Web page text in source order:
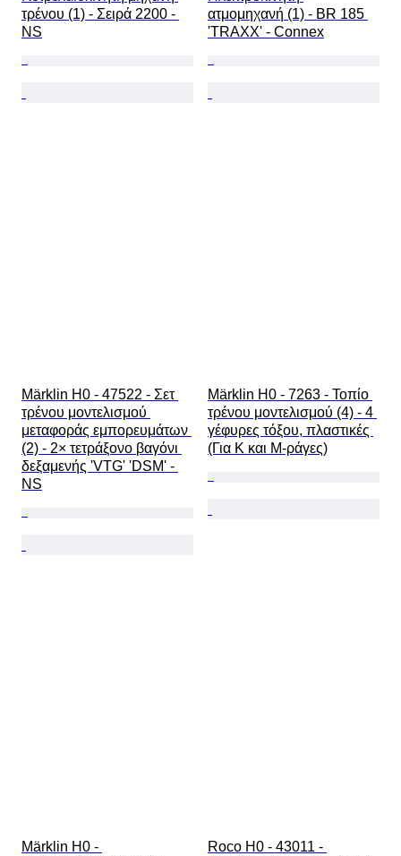
τρένου (1) - Σειρά 2200 -
NS
ατμομηχανή (1) - BR 185
'TRAXX' - Connex
Märklin H0 - 47522 - Σετ
τρένου μοντελισμού
μεταφοράς εμπορευμάτων
(2) - 2× τετράξονο βαγόνι
δεξαμενής 'VTG' 'DSM' -
NS
Märklin H0 - 7263 - Τοπίο
τρένου μοντελισμού (4) - 4
γέφυρες τόξου, πλαστικές
(Για K και M-ράγες)
Märklin H0 -
Roco H0 - 43011 -